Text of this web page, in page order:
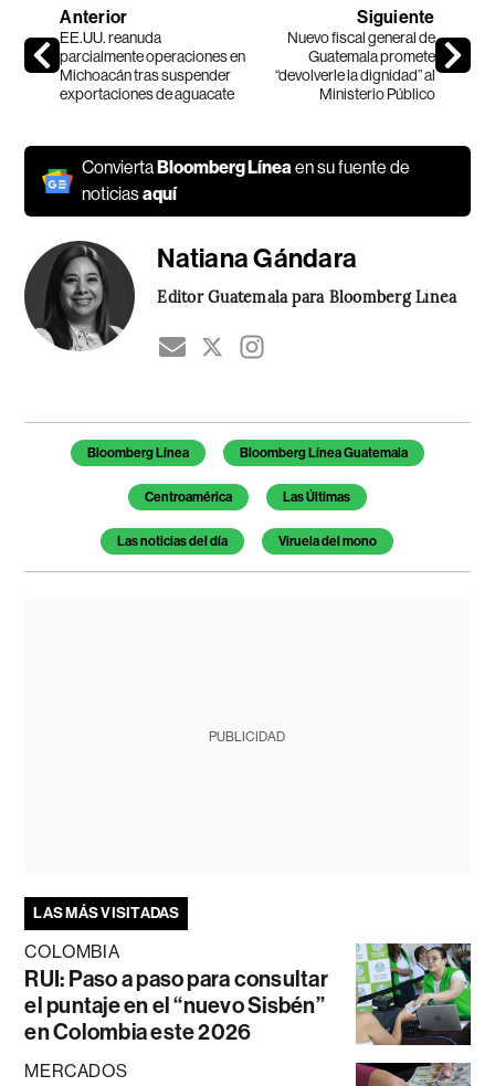
Anterior
EE.UU. reanuda
parcialmente operaciones en
Michoacán tras suspender
exportaciones de aguacate
Siguiente
Nuevo fiscal general de
Guatemala promete
“devolverle la dignidad” al
Ministerio Público
ConviertaBloomberg Líneaen su fuente de
noticiasaquí
Natiana Gándara
Editor Guatemala para Bloomberg Línea
Temas de este artículo
Bloomberg Línea Bloomberg Línea Guatemala
Centroamérica Las Últimas
Las noticias del día Viruela del mono
PUBLICIDAD
LAS MÁS VISITADAS
COLOMBIA
RUI: Paso a paso para consultar
el puntaje en el “nuevo Sisbén”
en Colombia este 2026
MERCADOS